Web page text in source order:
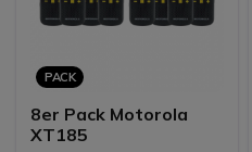
PACK
8er Pack Motorola
XT185